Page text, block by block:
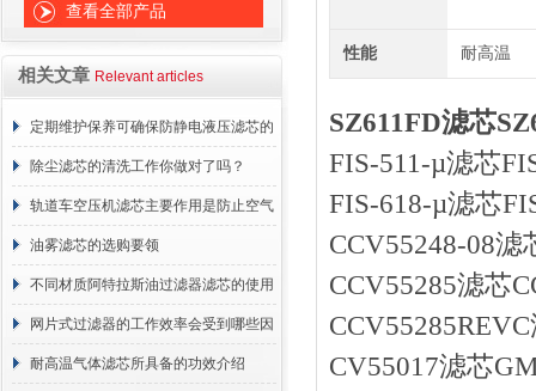
查看全部产品
相关文章 Relevant articles
定期维护保养可确保防静电液压滤芯的
正常工作
除尘滤芯的清洗工作你做对了吗？
轨道车空压机滤芯主要作用是防止空气
中的杂质和油脂浓度升高
油雾滤芯的选购要领
不同材质阿特拉斯油过滤器滤芯的使用
周期区别介绍
网片式过滤器的工作效率会受到哪些因
素的影响？
耐高温气体滤芯所具备的功效介绍
性能 耐高温
SZ611FD滤芯
FIS-511-µ滤芯
FIS-618-µ滤芯
CCV55248-08
CCV55285滤芯
CV55017滤芯